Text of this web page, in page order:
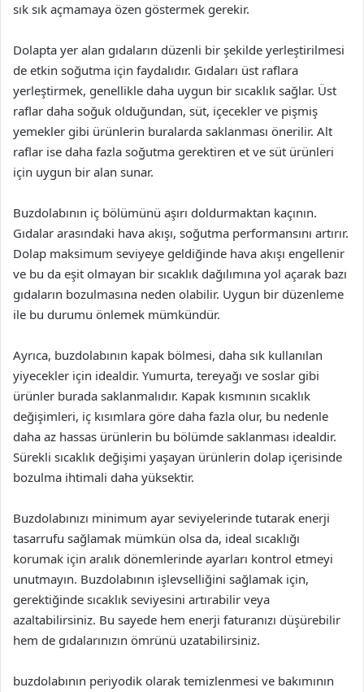
sık sık açmamaya özen göstermek gerekir.
Dolapta yer alan gıdaların düzenli bir şekilde yerleştirilmesi
de etkin soğutma için faydalıdır. Gıdaları üst raflara
yerleştirmek, genellikle daha uygun bir sıcaklık sağlar. Üst
raflar daha soğuk olduğundan, süt, içecekler ve pişmiş
yemekler gibi ürünlerin buralarda saklanması önerilir. Alt
raflar ise daha fazla soğutma gerektiren et ve süt ürünleri
için uygun bir alan sunar.
Buzdolabının iç bölümünü aşırı doldurmaktan kaçının.
Gıdalar arasındaki hava akışı, soğutma performansını artırır.
Dolap maksimum seviyeye geldiğinde hava akışı engellenir
ve bu da eşit olmayan bir sıcaklık dağılımına yol açarak bazı
gıdaların bozulmasına neden olabilir. Uygun bir düzenleme
ile bu durumu önlemek mümkündür.
Ayrıca, buzdolabının kapak bölmesi, daha sık kullanılan
yiyecekler için idealdir. Yumurta, tereyağı ve soslar gibi
ürünler burada saklanmalıdır. Kapak kısmının sıcaklık
değişimleri, iç kısımlara göre daha fazla olur, bu nedenle
daha az hassas ürünlerin bu bölümde saklanması idealdir.
Sürekli sıcaklık değişimi yaşayan ürünlerin dolap içerisinde
bozulma ihtimali daha yüksektir.
Buzdolabınızı minimum ayar seviyelerinde tutarak enerji
tasarrufu sağlamak mümkün olsa da, ideal sıcaklığı
korumak için aralık dönemlerinde ayarları kontrol etmeyi
unutmayın. Buzdolabının işlevselliğini sağlamak için,
gerektiğinde sıcaklık seviyesini artırabilir veya
azaltabilirsiniz. Bu sayede hem enerji faturanızı düşürebilir
hem de gıdalarınızın ömrünü uzatabilirsiniz.
buzdolabının periyodik olarak temizlenmesi ve bakımının